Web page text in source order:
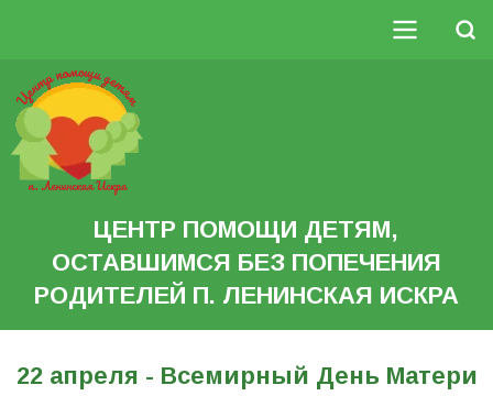
основному
содержанию
Search
Основная
навигация
ЦЕНТР ПОМОЩИ ДЕТЯМ,
ОСТАВШИМСЯ БЕЗ ПОПЕЧЕНИЯ
РОДИТЕЛЕЙ П. ЛЕНИНСКАЯ ИСКРА
22 апреля - Всемирный День Матери